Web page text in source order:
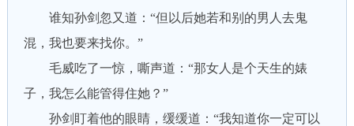
谁知孙剑忽又道：“但以后她若和别的男人去鬼
混，我也要来找你。”
毛威吃了一惊，嘶声道：“那女人是个天生的婊
子，我怎么能管得住她？”
孙剑盯着他的眼睛，缓缓道：“我知道你一定可以